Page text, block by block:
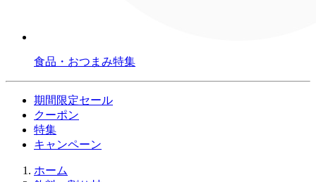
食品・おつまみ特集
期間限定セール
クーポン
特集
キャンペーン
ホーム